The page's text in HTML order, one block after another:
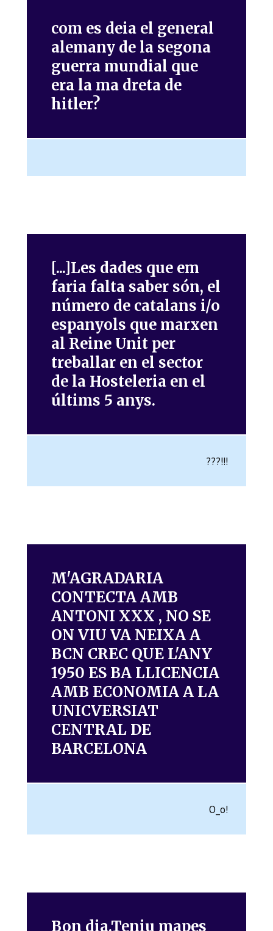
com es deia el general
alemany de la segona
guerra mundial que
era la ma dreta de
hitler?
[...]Les dades que em
faria falta saber són, el
número de catalans i/o
espanyols que marxen
al Reine Unit per
treballar en el sector
de la Hosteleria en el
últims 5 anys.
???!!!
M'AGRADARIA
CONTECTA AMB
ANTONI XXX , NO SE
ON VIU VA NEIXA A
BCN CREC QUE L'ANY
1950 ES BA LLICENCIA
AMB ECONOMIA A LA
UNICVERSIAT
CENTRAL DE
BARCELONA
O_o!
Bon dia.Teniu mapes